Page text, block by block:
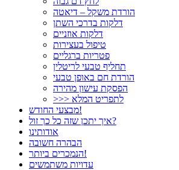
הורדת משקל – דיאטה
דלקות בדרכי השתן
דלקות אוזניים
טיפול בעצירות
פטריות ברגליים
תחליף טבעי לריטלין
הורדת חם באופן טבעי
הפסקת עישון מהירה
>>> לתפריט המלא
מבצעי החודש!
איך יתכן שזה כל כך זול?
אודותינו
הבהרה חשובה
הנמכרים ביותר!
עדויות משתמשים